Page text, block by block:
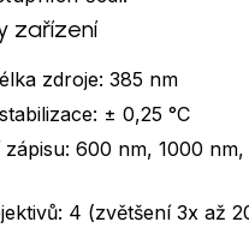
zařízení
zdroje: 385 nm
± 0,25 °C
zápisu: 600 nm, 1000
4 (zvětšení 3x až